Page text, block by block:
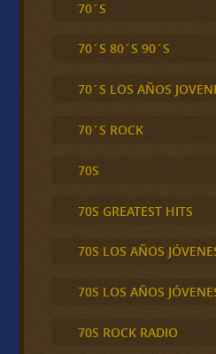
70´S
70´S 80´S 90´S
70´S LOS AÑOS
70´S ROCK
70S
70S GREATEST HITS
70S LOS AÑOS
70S LOS AÑOS
70S ROCK RADIO